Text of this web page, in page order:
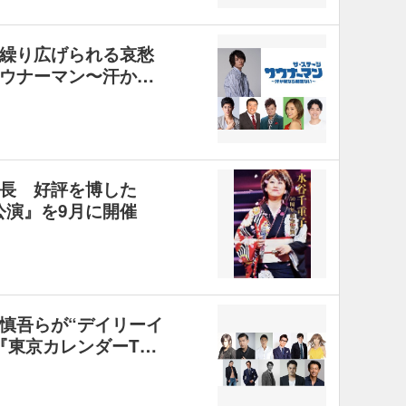
り広げられる哀愁
ナーマン〜汗か…
好評を博した
』を9月に開催
吾らが“デイリーイ
京カレンダーT…